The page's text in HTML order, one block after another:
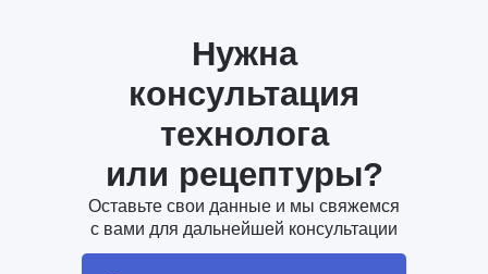
Нужна
консультация
технолога
или рецептуры?
Оставьте свои данные и мы свяжемся
с вами для дальнейшей консультации